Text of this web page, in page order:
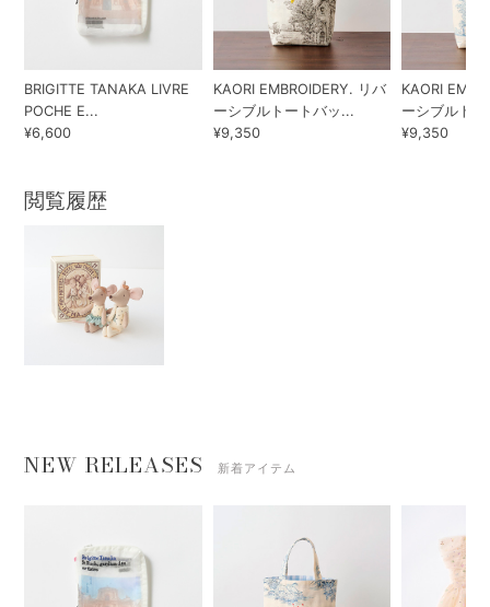
BRIGITTE TANAKA LIVRE
POCHE E...
¥6,600
KAORI EMBROIDERY. リバ
ーシブルトートバッ...
¥9,350
KAORI
ーシブルト
¥9,350
閲覧履歴
NEW RELEASES 新着アイテム